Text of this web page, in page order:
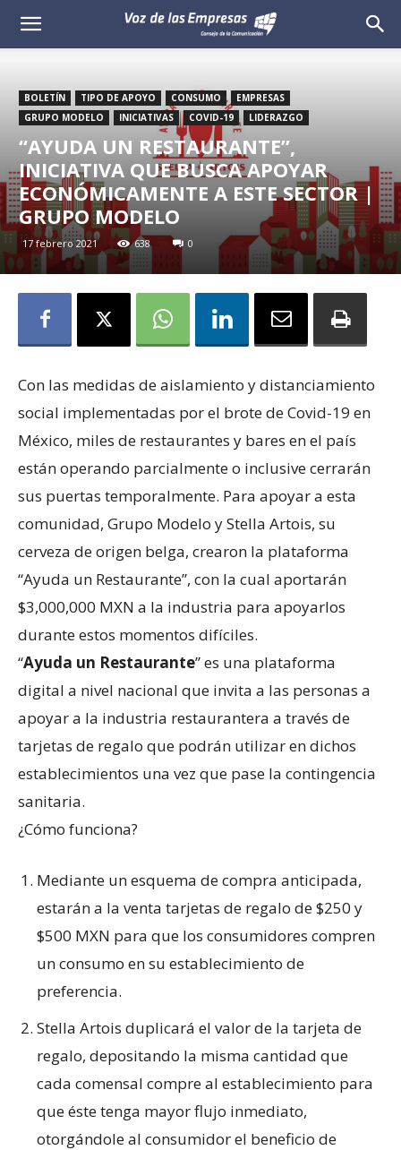
Voz
Empresas
BOLETÍN TIPO DE APOYO CONSUMO
EMPRESAS
GRUPO MODELO
INICIATIVAS COVID-19 LIDERAZGO
“AYUDA UN RESTAURANTE”,
INICIATIVA QUE BUSCA APOYAR
ECONÓMICAMENTE A ESTE SECTOR |
GRUPO MODELO
17 febrero 2021 638 0
Con las medidas de aislamiento y distanciamiento
social implementadas por el brote de Covid-19 en
México, miles de restaurantes y bares en el país
están operando parcialmente o inclusive cerrarán
sus puertas temporalmente. Para apoyar a esta
comunidad, Grupo Modelo y Stella Artois, su
cerveza de origen belga, crearon la plataforma
“Ayuda un Restaurante”, con la cual aportarán
$3,000,000 MXN a la industria para apoyarlos
durante estos momentos difíciles.
“Ayuda un Restaurante” es una plataforma
digital a nivel nacional que invita a las personas a
apoyar a la industria restaurantera a través de
tarjetas de regalo que podrán utilizar en dichos
establecimientos una vez que pase la contingencia
sanitaria.
¿Cómo funciona?
Mediante un esquema de compra anticipada,
estarán a la venta tarjetas de regalo de $250 y
$500 MXN para que los consumidores compren
un consumo en su establecimiento de
preferencia.
Stella Artois duplicará el valor de la tarjeta de
regalo, depositando la misma cantidad que
cada comensal compre al establecimiento para
que éste tenga mayor flujo inmediato,
otorgándole al consumidor el beneficio de